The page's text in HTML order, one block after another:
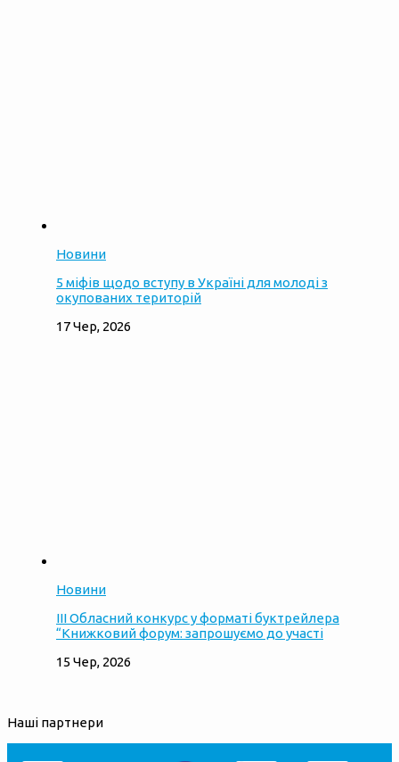
Новини
5 міфів щодо вступу в Україні для молоді з
окупованих територій
17 Чер, 2026
Новини
ІІІ Обласний конкурс у форматі буктрейлера
“Книжковий форум: запрошуємо до участі
15 Чер, 2026
Наші партнери